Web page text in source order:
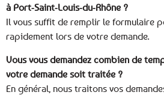
à Port-Saint-Louis-du-Rhône ?
Il vous suffit de remplir le formulaire
rapidement lors de votre demande.
Vous vous demandez combien de
votre demande soit traitée ?
En général, nous traitons vos